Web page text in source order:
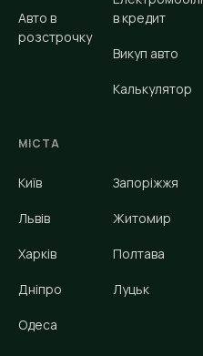
Авто в
розстрочку
в кредит
Викуп авто
Калькулятор
МІСТА
Київ
Львів
Харків
Дніпро
Одеса
Запоріжжя
Житомир
Полтава
Луцьк